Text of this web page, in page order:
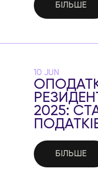
БІЛЬШЕ
10 JUN
2025:
БІЛЬШЕ